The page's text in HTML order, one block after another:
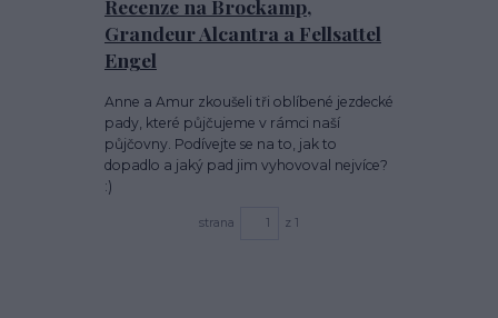
Recenze na Brockamp,
Grandeur Alcantra a Fellsattel
Engel
Anne a Amur zkoušeli tři oblíbené jezdecké
pady, které půjčujeme v rámci naší
půjčovny. Podívejte se na to, jak to
dopadlo a jaký pad jim vyhovoval nejvíce?
:)
strana z 1